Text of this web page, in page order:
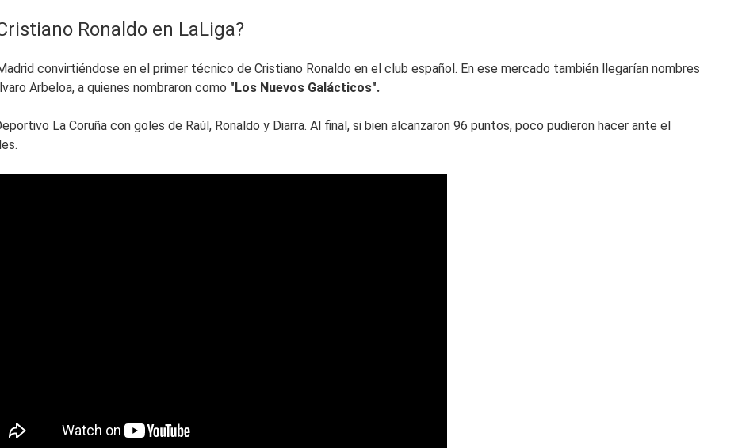
Ronaldo en LaLiga?
convirtiéndose en el primer técnico de Cristiano Ronaldo en el club español. En ese mercado también llegarían nombres
Arbeloa, a quienes nombraron como "Los Nuevos Galácticos".
La Coruña con goles de Raúl, Ronaldo y Diarra. Al final, si bien alcanzaron 96 puntos, poco pudieron hacer ante el